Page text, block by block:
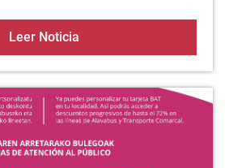
Leer NoticiaDeclaración Institucional